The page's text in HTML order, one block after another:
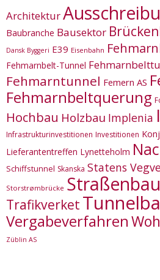
Architektur
Baubranche Bausektor
Dansk Byggeri E39 Eisenbahn
Fehmarnbelt-Tunnel
Fehmarntunnel Femern AS
Fehmarnbeltquerung
Hochbau Holzbau Implenia
Infrastrukturinvestitionen Investitionen
Lieferantentreffen Lynetteholm
Schiffstunnel Skanska Statens
Storstrømbrücke Straßenbau
Trafikverket
Vergabeverfahren
Züblin AS